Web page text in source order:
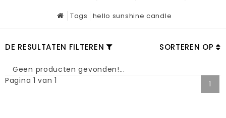
Tags hello sunshine candle
DE RESULTATEN FILTEREN SORTEREN OP
Geen producten gevonden!...
Pagina 1 van 1
1